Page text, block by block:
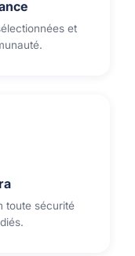
et
toute sécurité